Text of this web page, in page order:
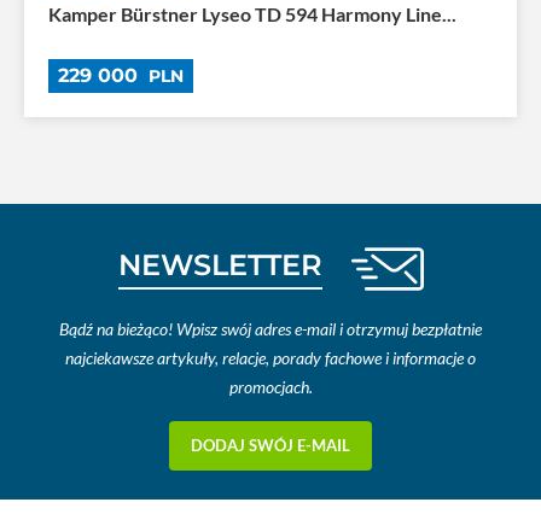
Kamper Bürstner Lyseo TD 594 Harmony Line...
229 000 PLN
NEWSLETTER
Bądź na bieżąco! Wpisz swój adres e-mail i otrzymuj bezpłatnie
najciekawsze artykuły, relacje, porady fachowe i informacje o
promocjach.
DODAJ SWÓJ E-MAIL